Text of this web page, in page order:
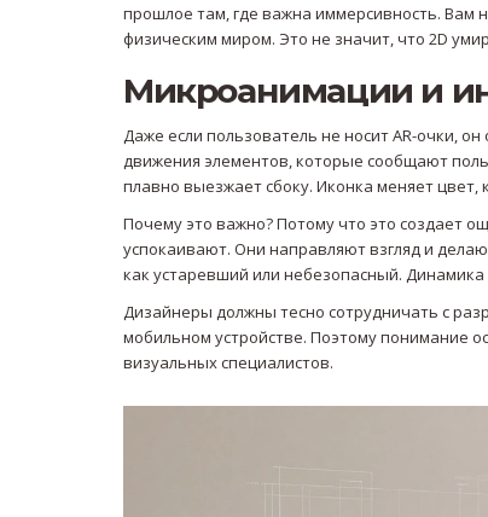
прошлое там, где важна иммерсивность. Вам
физическим миром. Это не значит, что 2D
Микроанимации и
Даже если пользователь не носит AR-очки,
движения элементов, которые сообщают
плавно выезжает сбоку. Иконка меняет цвет,
Почему это важно? Потому что это создает
успокаивают. Они направляют взгляд и
как устаревший или небезопасный.
Дизайнеры должны тесно сотрудничать с
мобильном устройстве. Поэтому понимание
визуальных специалистов.